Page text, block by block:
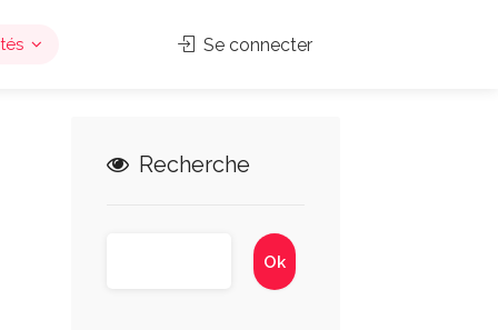
Se connecter
Recherche